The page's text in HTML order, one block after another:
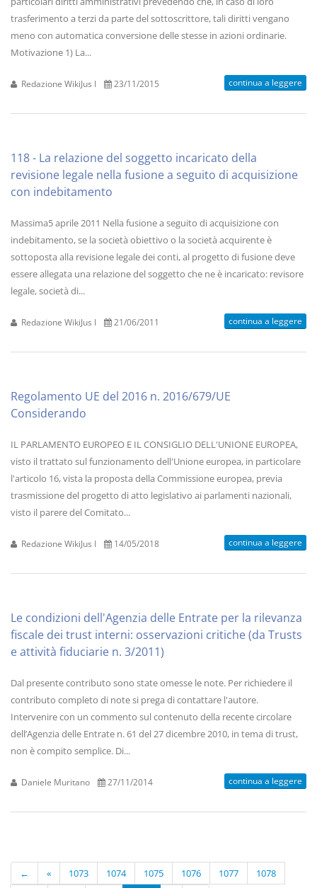
trasferimento a terzi da parte del sottoscrittore, tali diritti vengano
meno con automatica conversione delle stesse in azioni ordinarie.
Motivazione 1) La...
Redazione WikiJus I 23/11/2015 continua a leggere
118 - La relazione del soggetto incaricato della
revisione legale nella fusione a seguito di acquisizione
con indebitamento
Massima5 aprile 2011 Nella fusione a seguito di acquisizione con
indebitamento, se la società obiettivo o la società acquirente è
sottoposta alla revisione legale dei conti, al progetto di fusione deve
essere allegata una relazione del soggetto che ne è incaricato: revisore
legale, società di...
Redazione WikiJus I 21/06/2011 continua a leggere
Regolamento UE del 2016 n. 2016/679/UE
Considerando
IL PARLAMENTO EUROPEO E IL CONSIGLIO DELL'UNIONE EUROPEA,
visto il trattato sul funzionamento dell'Unione europea, in particolare
l'articolo 16, vista la proposta della Commissione europea, previa
trasmissione del progetto di atto legislativo ai parlamenti nazionali,
visto il parere del Comitato...
Redazione WikiJus I 14/05/2018 continua a leggere
Le condizioni dell'Agenzia delle Entrate per la rilevanza
fiscale dei trust interni: osservazioni critiche (da Trusts
e attività fiduciarie n. 3/2011)
Dal presente contributo sono state omesse le note. Per richiedere il
contributo completo di note si prega di contattare l'autore.
Intervenire con un commento sul contenuto della recente circolare
dell’Agenzia delle Entrate n. 61 del 27 dicembre 2010, in tema di trust,
non è compito semplice. Di...
Daniele Muritano 27/11/2014 continua a leggere
← « 1073 1074 1075 1076 1077
1078